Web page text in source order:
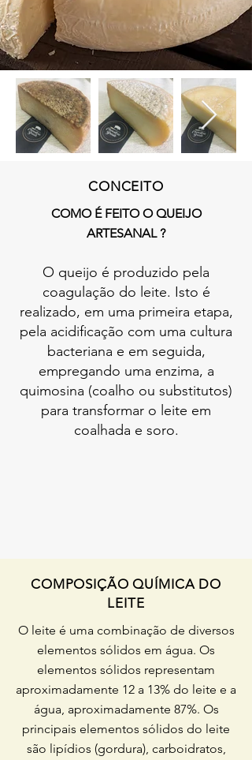
CONCEITO
COMO É FEITO O QUEIJO
ARTESANAL ?
O queijo é produzido pela
coagulação do leite. Isto é
realizado, em uma primeira etapa,
pela acidificação com uma cultura
bacteriana e em seguida,
empregando uma enzima, a
quimosina (coalho ou substitutos)
para transformar o leite em
coalhada e soro.
COMPOSIÇÃO QUÍMICA DO
LEITE
O leite é uma combinação de diversos
elementos sólidos em água. Os
elementos sólidos representam
aproximadamente 12 a 13% do leite e a
água, aproximadamente 87%. Os
principais elementos sólidos do leite
são lipídios (gordura), carboidratos,